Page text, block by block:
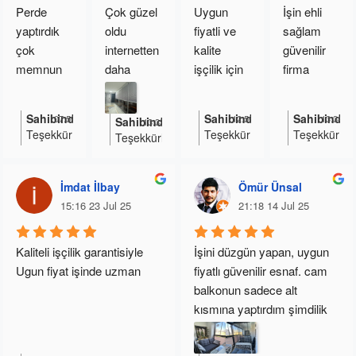
çok
teşekkür
ederim
Perde
yaptırdık
çok
memnun
ilgiliydi
teşekkür
ediyorum
çok
beyefendi
birisi
Sahibinden yanıt
07:50 15 Oct 25
Teşekkür
günlerde
kullanın
Çok güzel
oldu
internetten
daha
uygun
fiyata geldi
takmasiyla
beraber
asla
takamazm
Sahibinden yanıt
13:33 02 Oct 25
Teşekkürler
Uygun
fiyatli ve
kalite
işçilik için
r evime
cam
balkon
hem
mahrumiy
et hemde
güneşten
koruyor
Sahibinden yanıt
12:56 28 Aug 25
Teşekkür
önermeye
devam
ederseniz
herkese
en iyi
kalite ve
uygun
fiyatlı
plise
perde
yapabiliriz
İşin ehli
sağlam
güvenilir
firma
sağlık
arkadaşlar.
13:34
Teşekkür
İmdat İlbay
15:16 23 Jul 25
Kaliteli işçilik garantisiyle
Ugun fiyat işinde uzman
Ömür Ünsal
21:18 14 Jul 25
İşini düzgün yapan, uygun
fiyatlı güvenilir esnaf. cam
balkonun sadece alt
kısmına yaptırdım şimdilik
oldukça memnun kaldım.